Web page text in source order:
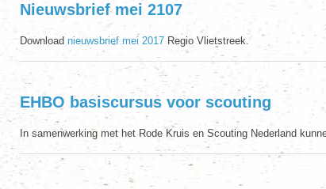
Nieuwsbrief mei 2107
Download nieuwsbrief mei 2017 Regio Vlietstreek.
EHBO basiscursus voor scouting
In samenwerking met het Rode Kruis en Scouting Nederland